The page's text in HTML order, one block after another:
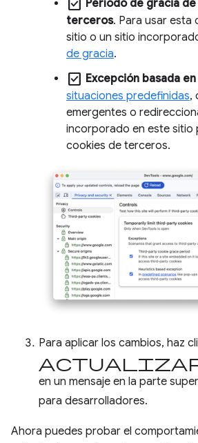
check_box Período de gracia
terceros. Para usar esta
sitio o un sitio
de gracia.
check_box Excepción basada
situaciones predefinidas,
emergentes o
incorporado en este sitio
cookies de terceros.
Para aplicar los cambios, haz
en un mensaje en la parte
para desarrolladores.
Ahora puedes probar el